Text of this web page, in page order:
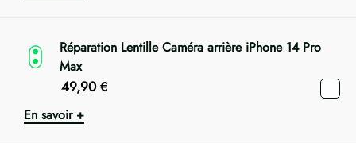
Réparation Lentille Caméra arrière iPhone 14 Pro
Max
49,90 €
En savoir +